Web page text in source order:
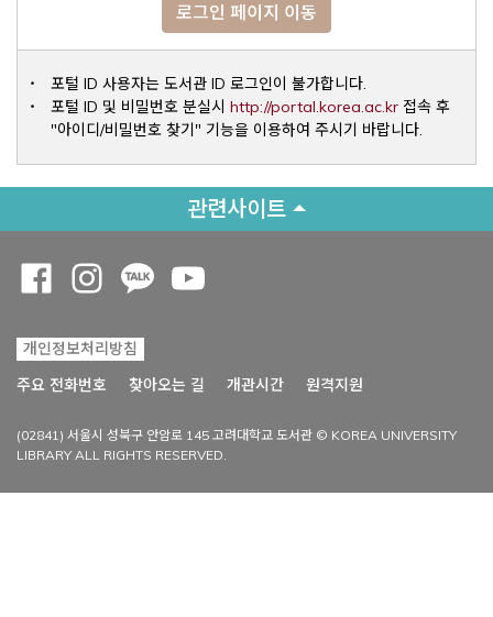
로그인 페이지 이동
포털 ID 사용자는 도서관 ID 로그인이 불가합니다.
포털 ID 및 비밀번호 분실시 http://portal.korea.ac.krOpens a
접속 후
"아이디/비밀번호 찾기" 기능을 이용하여 주시기 바랍니다.
관련사이트
개인정보처리방침
주요 전화번호
찾아오는 길 개관시간 원격지원
(02841) 서울시 성북구 안암로 145 고려대학교 도서관 © KOREA UNIVERSITY
LIBRARY ALL RIGHTS RESERVED.
Opens a new window
Opens a new window
Opens a new window